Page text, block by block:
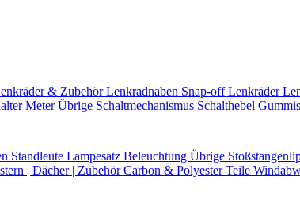
& ZubehörLenkradnaben Snap-offLenkräder
Meter Übrige Schaltmechanismus Schalthebel
Standleute Lampesatz Beleuchtung Übrige
| Dächer | ZubehörCarbon & Polyester Teile